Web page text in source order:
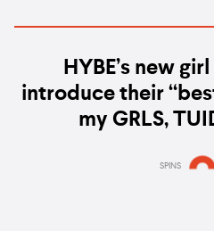
HYBE’s new
introduce their
my GRLS,
SPINS